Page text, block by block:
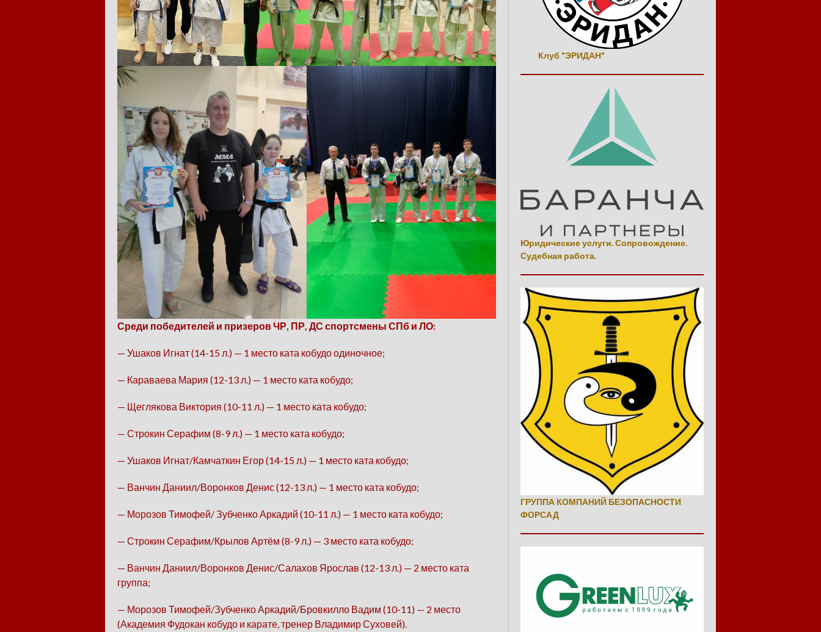
Среди победителей и призеров ЧР, ПР, ДС спортсмены СПб и ЛО:
— Ушаков Игнат (14-15 л.) — 1 место ката кобудо одиночное;
— Караваева Мария (12-13 л.) — 1 место ката кобудо;
— Щеглякова Виктория (10-11 л.) — 1 место ката кобудо;
— Строкин Серафим (8-9 л.) — 1 место ката кобудо;
— Ушаков Игнат/Камчаткин Егор (14-15 л.) — 1 место ката кобудо;
— Ванчин Даниил/Воронков Денис (12-13 л.) — 1 место ката кобудо;
— Морозов Тимофей/ Зубченко Аркадий (10-11 л.) — 1 место ката кобудо;
— Строкин Серафим/Крылов Артём (8-9 л.) — 3 место ката кобудо;
— Ванчин Даниил/Воронков Денис/Салахов Ярослав (12-13 л.) — 2 место ката
группа;
— Морозов Тимофей/Зубченко Аркадий/Бровкилло Вадим (10-11) — 2 место
(Академия Фудокан кобудо и карате, тренер Владимир Суховей).
Клуб "ЭРИДАН"
Юридические услуги. Сопровождение.
Судебная работа.
ГРУППА КОМПАНИЙ БЕЗОПАСНОСТИ
ФОРСАД